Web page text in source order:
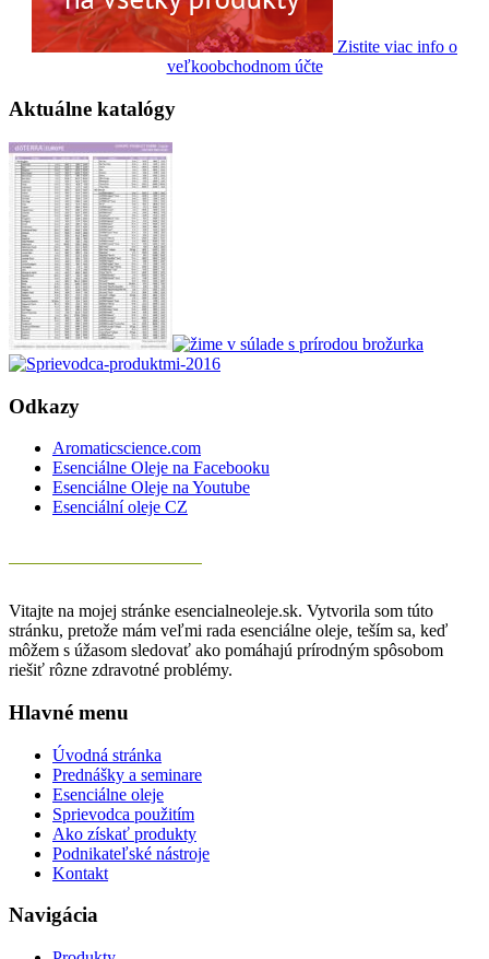
Zistite viac info o
veľkoobchodnom účte
Aktuálne katalógy
Odkazy
Aromaticscience.com
Esenciálne Oleje na Facebooku
Esenciálne Oleje na Youtube
Esenciální oleje CZ
Vitajte na mojej stránke esencialneoleje.sk. Vytvorila som túto
stránku, pretože mám veľmi rada esenciálne oleje, teším sa, keď
môžem s úžasom sledovať ako pomáhajú prírodným spôsobom
riešiť rôzne zdravotné problémy.
Hlavné menu
Úvodná stránka
Prednášky a seminare
Esenciálne oleje
Sprievodca použitím
Ako získať produkty
Podnikateľské nástroje
Kontakt
Navigácia